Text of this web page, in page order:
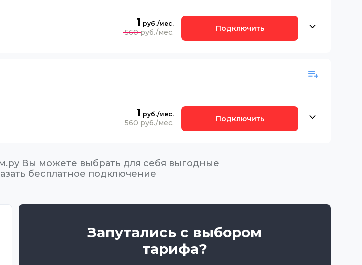
1
560 Подключить
1
560 Подключить
Вы можете выбрать для себя выгодные
бесплатное подключение
Запутались с выбором
тарифа?